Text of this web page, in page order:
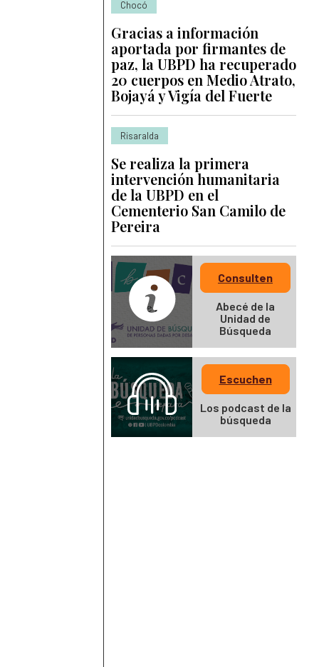
Chocó
Gracias a información
aportada por firmantes de
paz, la UBPD ha recuperado
20 cuerpos en Medio Atrato,
Bojayá y Vigía del Fuerte
Risaralda
Se realiza la primera
intervención humanitaria
de la UBPD en el
Cementerio San Camilo de
Pereira
Consulten
Abecé de la
Unidad de
Búsqueda
Escuchen
Los podcast de la
búsqueda